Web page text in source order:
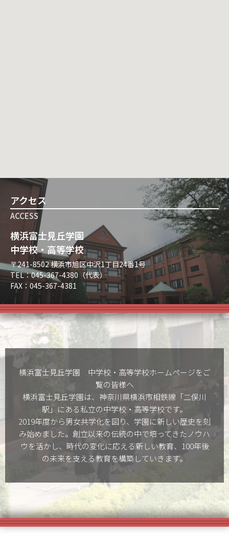
アクセス
ACCESS
横浜富士見丘学園
中学校・高等学校
〒241-8502 横浜市旭区中沢1丁目24番1号
TEL：045-367-4380（代表）
FAX：045-367-4381
横浜富士見丘学園 中学校・高等学校ホームぺージをご
覧の皆様へ
横浜富士見丘学園は、神奈川県横浜市相鉄線「二俣川
駅」にある私立の中学校・高等学校です。
2019年度から男女共学化を図り、学園に新しい歴史を刻
み始めました。創立以来の伝統の中で培ってきたノウハ
ウを活かし、時代の変化に応える新しい教育、100年後
の未来を支える教育を構築していきます。